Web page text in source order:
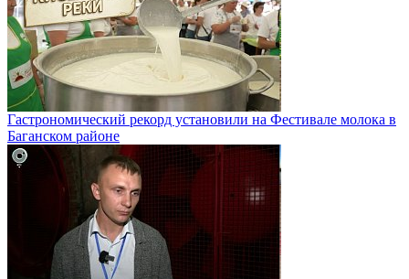
Гастрономический рекорд установили на Фестивале молока в
Баганском районе